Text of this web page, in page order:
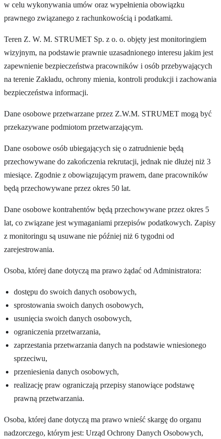
w celu wykonywania umów oraz wypełnienia obowiązku
prawnego związanego z rachunkowością i podatkami.
Teren Z. W. M. STRUMET Sp. z o. o. objęty jest monitoringiem
wizyjnym, na podstawie prawnie uzasadnionego interesu jakim jest
zapewnienie bezpieczeństwa pracowników i osób przebywających
na terenie Zakładu, ochrony mienia, kontroli produkcji i zachowania
bezpieczeństwa informacji.
Dane osobowe przetwarzane przez Z.W.M. STRUMET mogą być
przekazywane podmiotom przetwarzającym.
Dane osobowe osób ubiegających się o zatrudnienie będą
przechowywane do zakończenia rekrutacji, jednak nie dłużej niż 3
miesiące. Zgodnie z obowiązującym prawem, dane pracowników
będą przechowywane przez okres 50 lat.
Dane osobowe kontrahentów będą przechowywane przez okres 5
lat, co związane jest wymaganiami przepisów podatkowych. Zapisy
z monitoringu są usuwane nie później niż 6 tygodni od
zarejestrowania.
Osoba, której dane dotyczą ma prawo żądać od Administratora:
dostępu do swoich danych osobowych,
sprostowania swoich danych osobowych,
usunięcia swoich danych osobowych,
ograniczenia przetwarzania,
zaprzestania przetwarzania danych na podstawie wniesionego
sprzeciwu,
przeniesienia danych osobowych,
realizację praw ograniczają przepisy stanowiące podstawę
prawną przetwarzania.
Osoba, której dane dotyczą ma prawo wnieść skargę do organu
nadzorczego, którym jest: Urząd Ochrony Danych Osobowych,